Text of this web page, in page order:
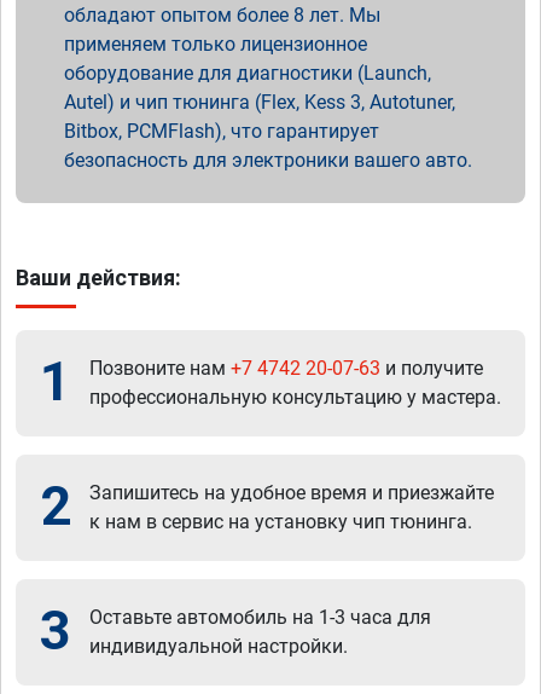
обладают опытом более 8 лет. Мы
применяем только лицензионное
оборудование для диагностики (Launch,
Autel) и чип тюнинга (Flex, Kess 3, Autotuner,
Bitbox, PCMFlash), что гарантирует
безопасность для электроники вашего авто.
Ваши действия:
1 Позвоните нам +7 4742 20-07-63 и получите
профессиональную консультацию у мастера.
2
Запишитесь на удобное время и приезжайте
к нам в сервис на установку чип тюнинга.
3
Оставьте автомобиль на 1-3 часа для
индивидуальной настройки.